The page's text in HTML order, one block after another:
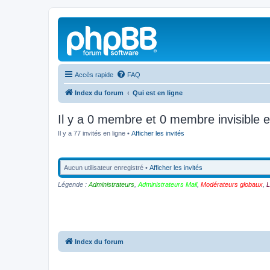
Accès rapide FAQ
Index du forum Qui est en ligne
Il y a 0 membre et 0 membre invisible
Il y a 77 invités en ligne • Afficher les invités
Aucun utilisateur enregistré • Afficher les invités
Légende : Administrateurs Administrateurs Mail, Modérateurs globaux
Index du forum